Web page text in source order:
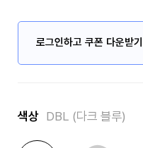
로그인하고 쿠폰 다운받기
색상 DBL (다크 블루)